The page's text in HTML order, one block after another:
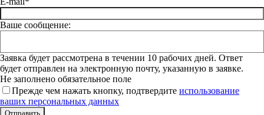
Ваше сообщение:
Заявка будет рассмотрена в течении 10 рабочих дней. Ответ
будет отправлен на электронную почту, указанную в заявке.
Не заполнено обязательное поле
Прежде чем нажать кнопку, подтвердите использование
ваших персональных данных